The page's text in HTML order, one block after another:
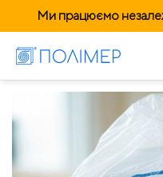
Ми працюємо